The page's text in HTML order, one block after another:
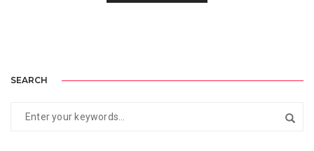
SEARCH